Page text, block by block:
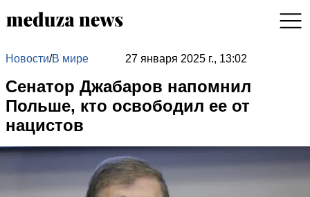
Новости/В мире 27 января 2025 г., 13:02
Сенатор Джабаров напомнил
Польше, кто освободил ее от
нацистов